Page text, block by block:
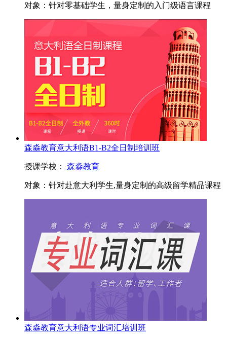
对象： 针对零基础学生，量身定制的入门级语言课程
森淼教育意大利语B1-B2全日制培训班
授课学校： 森淼教育
对象： 针对赴意大利学生,量身定制的高级留学精品课程
森淼教育意大利语专业词汇培训班